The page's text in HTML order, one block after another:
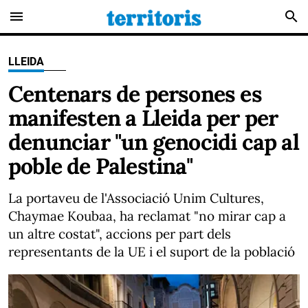
menu search
LLEIDA
Centenars de persones es
manifesten a Lleida per per
denunciar "un genocidi cap al
poble de Palestina"
La portaveu de l'Associació Unim Cultures,
Chaymae Koubaa, ha reclamat "no mirar cap a
un altre costat", accions per part dels
representants de la UE i el suport de la població